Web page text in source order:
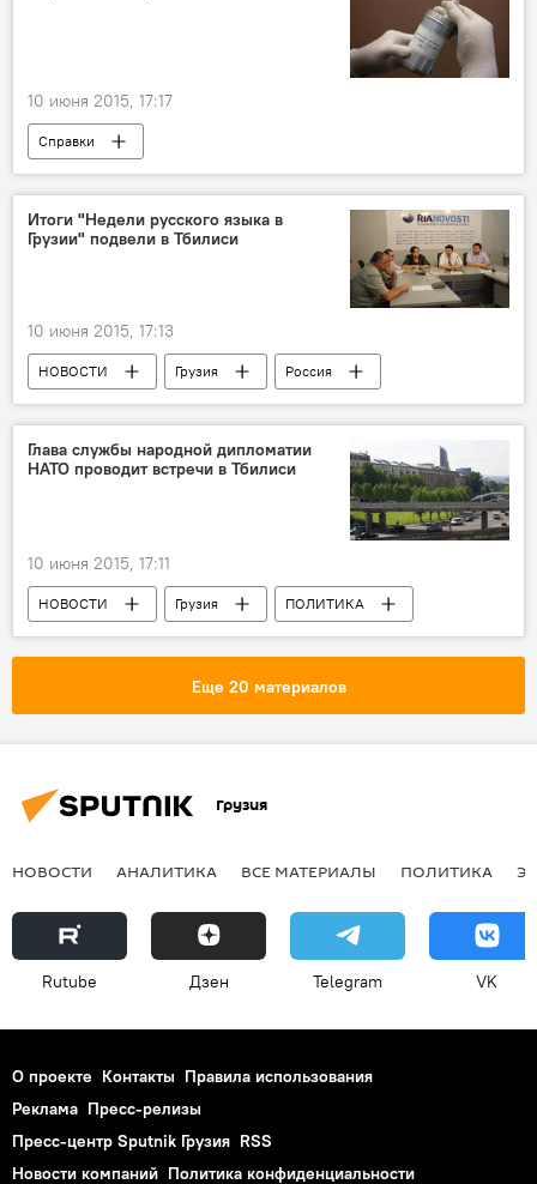
10 июня 2015, 17:17
Справки
Итоги "Недели русского языка в
Грузии" подвели в Тбилиси
10 июня 2015, 17:13
НОВОСТИ Грузия
Россия
ОБЩЕСТВО
Глава службы народной дипломатии
НАТО проводит встречи в Тбилиси
10 июня 2015, 17:11
НОВОСТИ Грузия ПОЛИТИКА
Еще 20 материалов
Грузия
НОВОСТИ АНАЛИТИКА ВСЕ МАТЕРИАЛЫ ПОЛИТИКА
Rutube Дзен Telegram VK
О проекте Контакты Правила использования
Реклама Пресс-релизы
Пресс-центр Sputnik Грузия RSS
Новости компаний Политика конфиденциальности